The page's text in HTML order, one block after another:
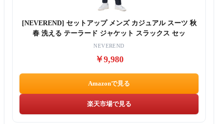
[NEVEREND] セットアップ メンズ カジュアル スーツ 秋
春 洗える テーラード ジャケット スラックス セッ
NEVEREND
￥9,980
Amazonで見る
楽天市場で見る